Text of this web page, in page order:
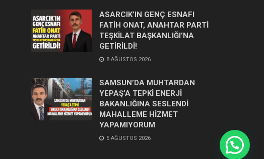
ASARCIK’IN GENÇ ESNAFI
FATİH ONAT, ANAHTAR PARTİ
TEŞKİLAT BAŞKANLIĞI’NA
GETİRİLDİ!
8 AĞUSTOS 2026
SAMSUN’DA MUHTARDAN
YEPAŞ’A TEPKİ ENERJİ
BAKANLIĞINA SESLENDİ
MAHALLEME HİZMET
YAPAMIYORUM
5 AĞUSTOS 2026